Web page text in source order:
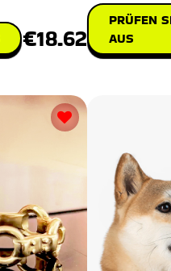
€18.62
Entwor
PRÜFEN
AUS